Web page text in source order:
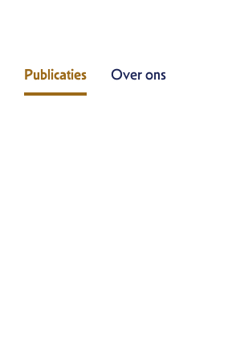
Publicaties Over ons
Doe mee
Bescherming